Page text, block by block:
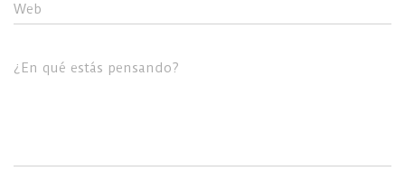
Web
¿En qué estás pensando?